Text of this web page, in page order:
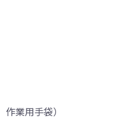
業用手袋）